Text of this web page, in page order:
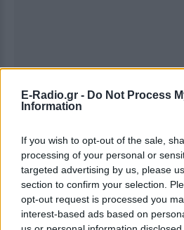
E-Radio.gr - Do Not Process
Information
If you wish to opt-out of the sale,
processing of your personal or
targeted advertising by us, please
section to confirm your selection.
opt-out request is processed you
interest-based ads based on
Ακολουθήστε το E-
Διαβάστε περισσότερα
Ομορφιά,Σχέσειςκαι φυσικά
Pink.gr
Ακολουθήστε το E-